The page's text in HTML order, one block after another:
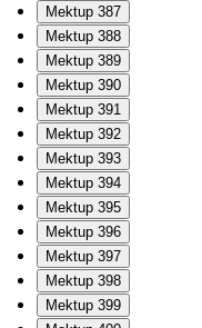
Mektup 387
Mektup 388
Mektup 389
Mektup 390
Mektup 391
Mektup 392
Mektup 393
Mektup 394
Mektup 395
Mektup 396
Mektup 397
Mektup 398
Mektup 399